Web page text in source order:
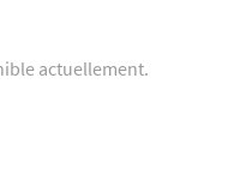
actuellement.